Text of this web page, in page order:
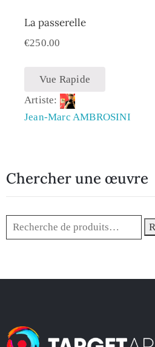
La passerelle
€250.00
Vue Rapide
Artiste:
Jean-Marc AMBROSINI
Chercher une œuvre